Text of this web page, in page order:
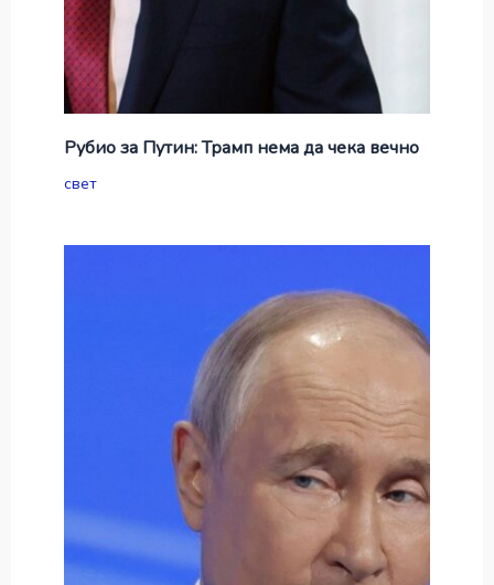
Рубио за Путин: Трамп нема да чека вечно
свет